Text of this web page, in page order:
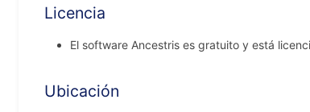
Licencia
El software Ancestris es gratuito y está
Ubicación